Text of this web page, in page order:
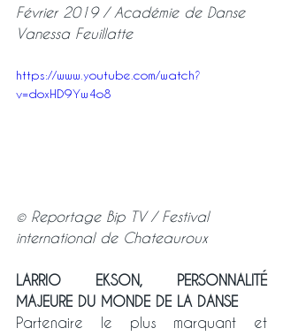
Février 2019 / Académie de Danse
Vanessa Feuillatte
https://www.youtube.com/watch?
v=doxHD9Yw4o8
© Reportage Bip TV / Festival
international de Chateauroux
LARRIO EKSON, PERSONNALITÉ
MAJEURE DU MONDE DE LA DANSE
Partenaire le plus marquant et